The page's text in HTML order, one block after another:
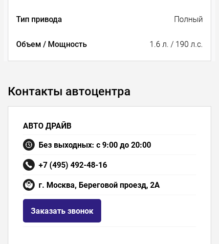
Тип привода Полный
Объем / Мощность 1.6 л. / 190 л.с.
Контакты автоцентра
АВТО ДРАЙВ
Без выходных: с 9:00 до 20:00
+7 (495) 492-48-16
г. Москва, Береговой проезд, 2А
Заказать звонок